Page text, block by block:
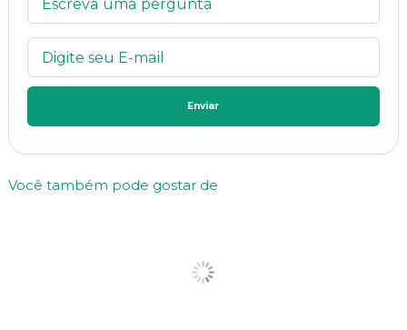
Enviar
Você também pode gostar de